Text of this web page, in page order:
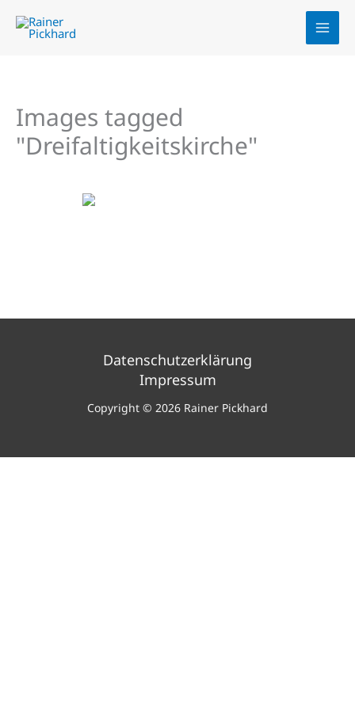
Inhalt
Images tagged
"Dreifaltigkeitskirche"
Datenschutzerklärung
Impressum
Copyright © 2026 Rainer Pickhard